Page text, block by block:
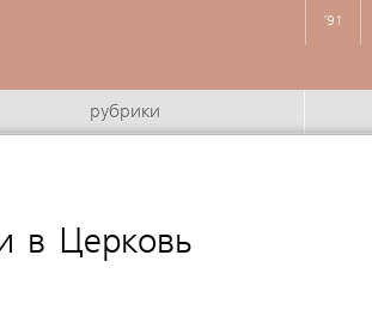
'91
рубрики
в Церковь